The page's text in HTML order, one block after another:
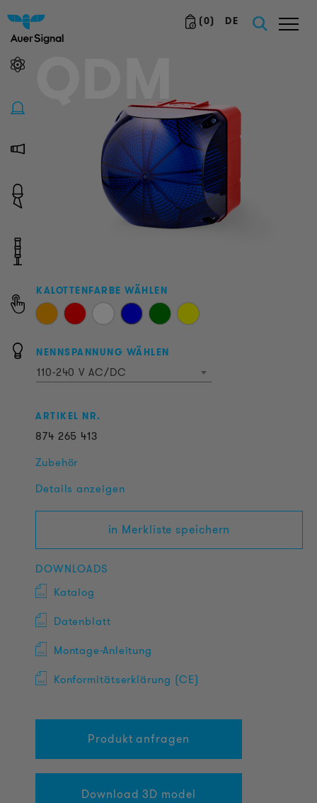
(0) DE
QDM
KALOTTENFARBE WÄHLEN
NENNSPANNUNG WÄHLEN
110-240 V AC/DC
ARTIKEL NR.
874 265 413
Zubehör
Details anzeigen
in Merkliste speichern
DOWNLOADS
Katalog
Datenblatt
Montage-Anleitung
Konformitätserklärung (CE)
Produkt anfragen
Download 3D model